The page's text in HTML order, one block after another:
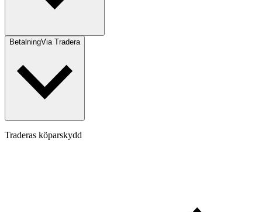
BetalningVia Tradera
Traderas köparskydd